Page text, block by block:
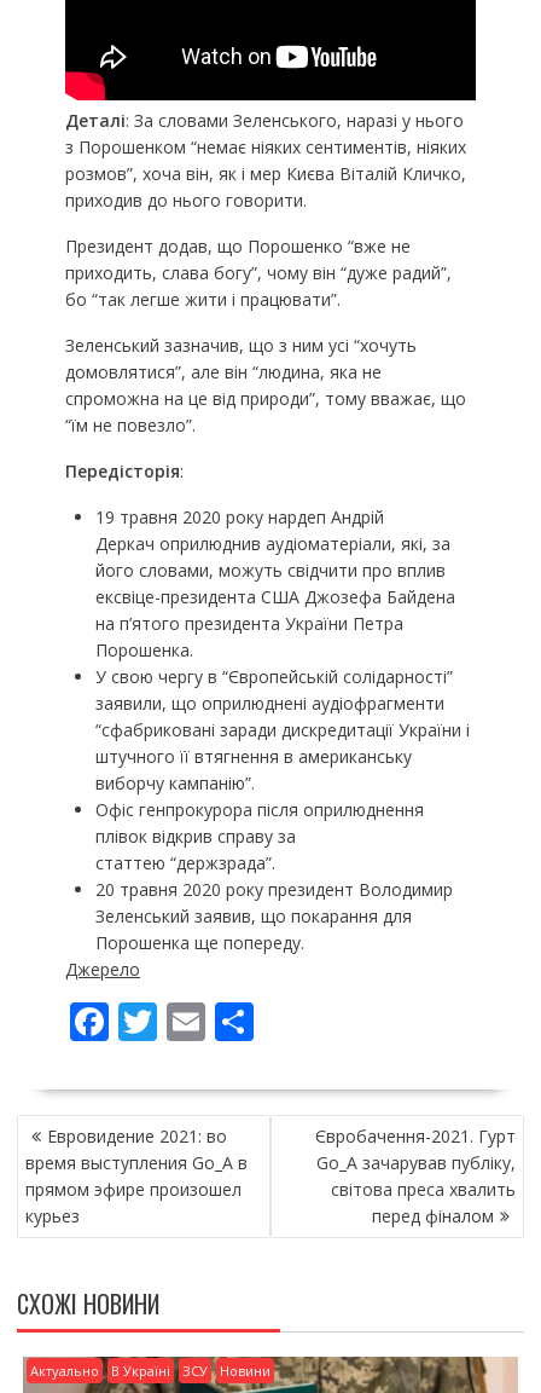
Деталі: За словами Зеленського, наразі у нього
з Порошенком “немає ніяких сентиментів, ніяких
розмов”, хоча він, як і мер Києва Віталій Кличко,
приходив до нього говорити.
Президент додав, що Порошенко “вже не
приходить, слава богу”, чому він “дуже радий”,
бо “так легше жити і працювати”.
Зеленський зазначив, що з ним усі “хочуть
домовлятися”, але він “людина, яка не
спроможна на це від природи”, тому вважає, що
“їм не повезло”.
Передісторія:
19 травня 2020 року нардеп Андрій
Деркач оприлюднив аудіоматеріали, які, за
його словами, можуть свідчити про вплив
ексвіце-президента США Джозефа Байдена
на п’ятого президента України Петра
Порошенка.
У свою чергу в “Європейській солідарності”
заявили, що оприлюднені аудіофрагменти
“сфабриковані заради дискредитації України і
штучного її втягнення в американську
виборчу кампанію”.
Офіс генпрокурора після оприлюднення
плівок відкрив справу за
статтею “держзрада”.
20 травня 2020 року президент Володимир
Зеленський заявив, що покарання для
Порошенка ще попереду.
Джерело
F
e
b
o
o
k
T
itt
er
E
ai
l
П
ді
и
НАВІГАЦІЯ
ЗАПИСІВ
Евровидение 2021: во
время выступления Go_A в
прямом эфире произошел
курьез
Євробачення-2021. Гурт
Go_A зачарував публіку,
світова преса хвалить
перед фіналом
СХОЖІ НОВИНИ
Актуально В Україні ЗСУ Новини